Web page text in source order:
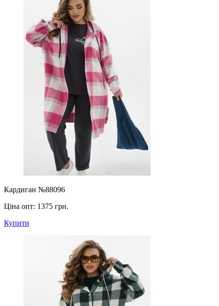
Кардиган №88096
Ціна опт: 1375 грн.
Купити